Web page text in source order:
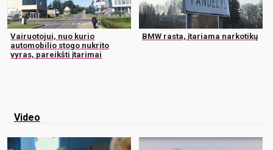
Vairuotojui, nuo kurio
automobilio stogo nukrito
vyras, pareikšti įtarimai
BMW rasta, įtariama narkotikų
Video